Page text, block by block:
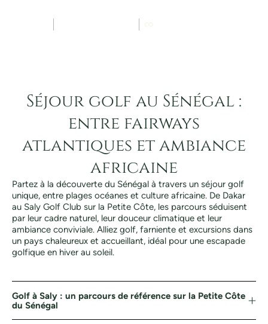
Séjour golf au Sénégal :
entre fairways
atlantiques et ambiance
africaine
Partez à la découverte du Sénégal à travers un séjour golf
unique, entre plages océanes et culture africaine. De Dakar
au Saly Golf Club sur la Petite Côte, les parcours séduisent
par leur cadre naturel, leur douceur climatique et leur
ambiance conviviale. Alliez golf, farniente et excursions dans
un pays chaleureux et accueillant, idéal pour une escapade
golfique en hiver au soleil.
Golf à Saly : un parcours de référence sur la Petite Côte
du Sénégal